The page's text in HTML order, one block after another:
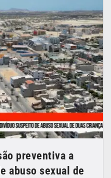
preventiva a
abuso sexual de